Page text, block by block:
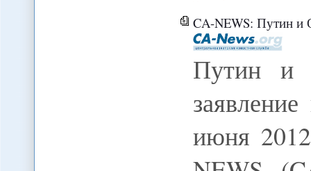
CA-NEWS: Путин и
Путин и
июня